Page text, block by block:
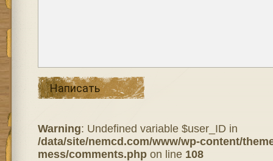
Написать
Warning: Undefined variable $user_ID in
/data/site/nemcd.com/www/wp-content/
mess/comments.phpon line 108